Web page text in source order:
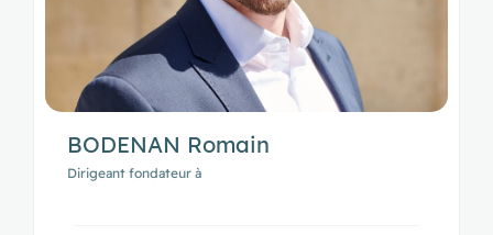
BODENAN Romain
Dirigeant fondateur à